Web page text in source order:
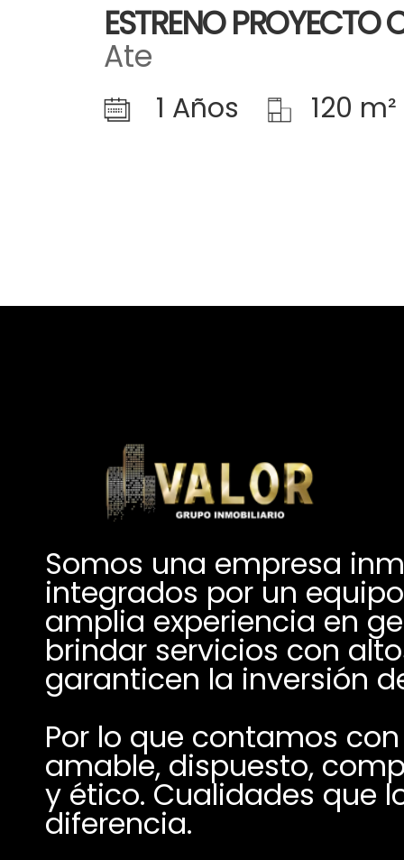
ESTRENO
Ate
1 Años 120 m²
Somos una empresa
integrados por un
amplia experiencia en
brindar servicios con
Por lo que contamos
amable, dispuesto,
y ético. Cualidades que
diferencia.